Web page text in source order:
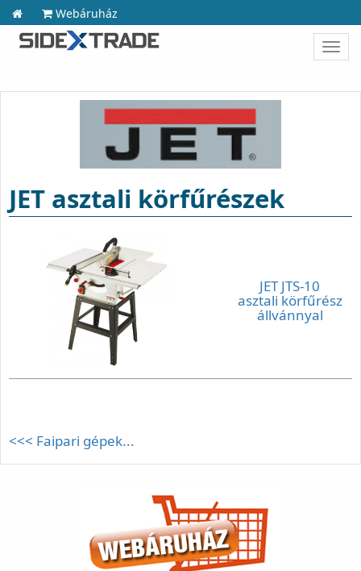
Webáruház
JET asztali körfűrészek
JET JTS-10
asztali körfűrész
állvánnyal
<<< Faipari gépek...